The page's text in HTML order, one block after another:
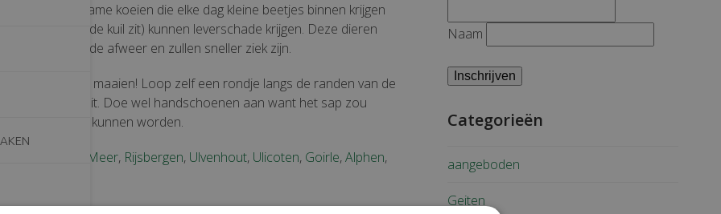
lever. Met name koeien die elke dag kleine beetjes binnen krijgen
beetjes in de kuil zit) kunnen leverschade krijgen. Deze dieren
verminderde afweer en zullen sneller ziek zijn.
voordat je gaat maaien! Loop zelf een rondje langs de randen van de
alle planten eruit. Doe wel handschoenen aan want het sap zou
opgenomen kunnen worden.
Meer, Rijsbergen, Ulvenhout, Ulicoten, Goirle,Alphen,
Naam
Categorieën
aangeboden
Geiten